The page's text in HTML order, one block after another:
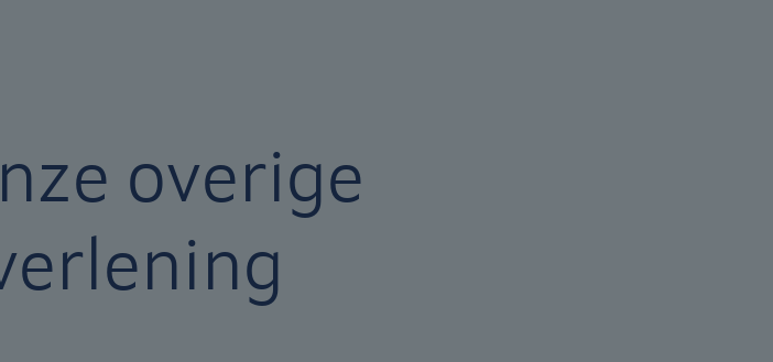
overige